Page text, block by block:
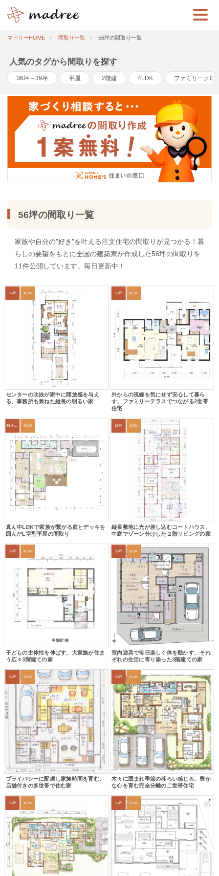
マドリーHOME 間取り一覧 56坪の間取り一覧
人気のタグから間取りを探す
36坪～39坪 平屋 2階建 4LDK ファミリークロ
56坪の間取り一覧
家族や自分の”好き”を叶える注文住宅の間取りが見つかる！暮
らしの要望をもとに全国の建築家が作成した56坪の間取りを
11件公開しています。毎日更新中！
56坪 4LDK
センターの吹抜が家中に開放感を与え
る、事務所も兼ねた縦長の明るい家
56坪 4LDK
外からの視線を気にせず安心して暮ら
す、ファミリーテラスでつながる2世帯
住宅
4LDK
真ん中LDKで家族が繋がる庭とデッキを
囲んだL字型平屋の間取り
56坪 4LDK
縦長敷地に光が差し込むコートハウス、
中庭でゾーン分けした２階リビングの家
56坪 4LDK
子どもの主体性を伸ばす、大家族が住ま
う広々3階建ての家
56坪 5LDK
室内遊具で毎日楽しく体を動かす、それ
ぞれの生活に寄り添った3階建ての家
56坪 2LDK
プライバシーに配慮し家族時間を育む、
店舗付きの多世帯で住む家
56坪 2LDK
木々に囲まれ季節の移ろい感じる、豊か
な心を育む完全分離の二世帯住宅
56坪 4LDK 56坪 6LDK